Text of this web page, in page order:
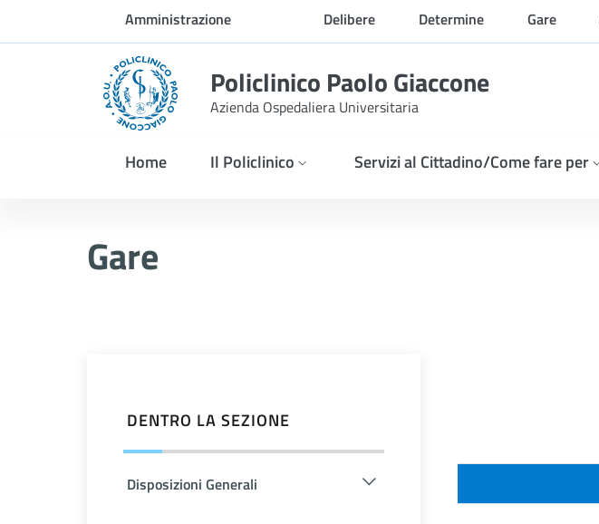
Skip to Main ContentAmministrazione
trasparente
Delibere Determine Gare
Policlinico Paolo Giaccone
Azienda Ospedaliera Universitaria
Home Il Policlinico Servizi al Cittadino/Come fare per
Gare
DENTRO LA SEZIONE
Disposizioni Generali